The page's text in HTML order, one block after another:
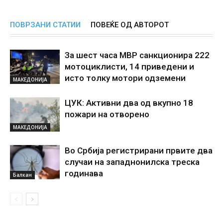
ПОВРЗАНИ СТАТИИ ПОВЕЌЕ ОД АВТОРОТ
МАКЕДОНИЈА
За шест часа МВР санкционира 222
мотоциклисти, 14 приведени и
исто толку мотори одземени
МАКЕДОНИЈА
ЦУК: Активни два од вкупно 18
пожари на отворено
Балкан
Во Србија регистрирани првите два
случаи на западнонилска треска
годинава